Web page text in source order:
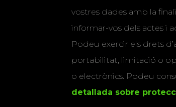
vostres dades amb la
informar-vos dels actes i
Podeu exercir els drets
portabilitat, limitació o
o electrònics. Podeu
detallada sobre